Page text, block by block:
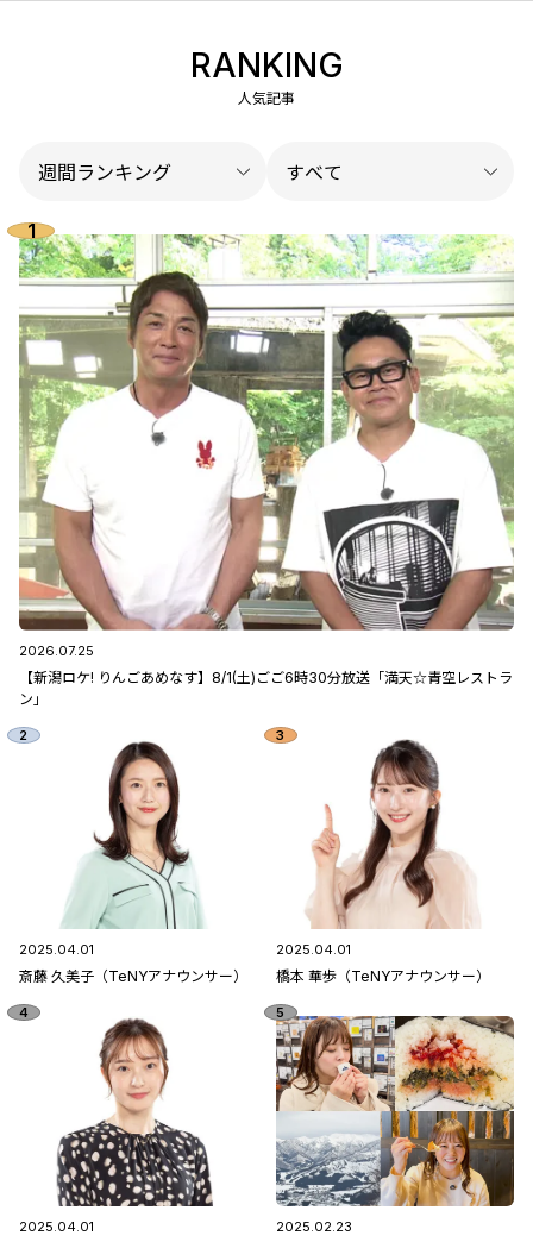
RANKING
人気記事
2026.07.25
【新潟ロケ! りんごあめなす】8/1(土)ごご6時30分放送「満天☆青空レストラ
ン」
2025.04.01
斎藤 久美子（TeNYアナウンサー）
2025.04.01
橋本 華歩（TeNYアナウンサー）
2025.04.01 2025.02.23